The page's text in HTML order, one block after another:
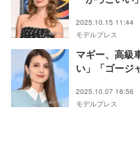
2025.10.15 11:44
モデルプレス
マギー、高級
い」「ゴージ
2025.10.07 16:56
モデルプレス